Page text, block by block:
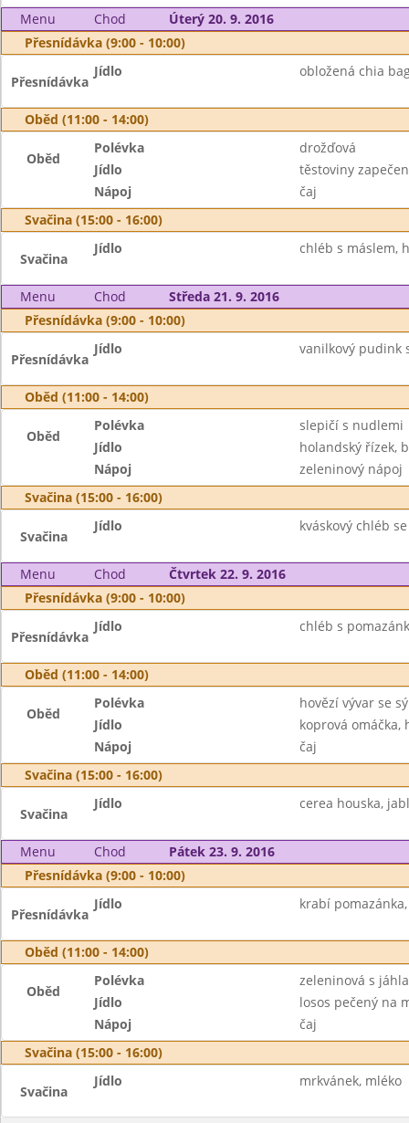
Menu Chod
Úterý 20. 9. 2016
Přesnídávka (9:00 - 10:00)
Přesnídávka
Jídlo obložená chia
Oběd (11:00 - 14:00)
Oběd
Polévka
drožďová
Jídlo
těstoviny
Nápoj
čaj
Svačina (15:00 - 16:00)
Svačina
Jídlo chléb s máslem,
Menu Chod
Středa 21. 9. 2016
Přesnídávka (9:00 - 10:00)
Přesnídávka
Jídlo vanilkový pudink
Oběd (11:00 - 14:00)
Oběd
Polévka
slepičí s nudlemi
Jídlo
holandský řízek,
Nápoj
zeleninový nápoj
Svačina (15:00 - 16:00)
Svačina
Jídlo kváskový chléb
Menu Chod
Čtvrtek 22. 9. 2016
Přesnídávka (9:00 - 10:00)
Přesnídávka
Jídlo chléb s
Oběd (11:00 - 14:00)
Oběd
Polévka
hovězí vývar se
Jídlo
koprová omáčka,
Nápoj
čaj
Svačina (15:00 - 16:00)
Svačina
Jídlo cerea houska,
Menu Chod
Pátek 23. 9. 2016
Přesnídávka (9:00 - 10:00)
Přesnídávka
Jídlo krabí
Oběd (11:00 - 14:00)
Oběd
Polévka
zeleninová s
Jídlo
losos pečený na
Nápoj
čaj
Svačina (15:00 - 16:00)
Svačina
Jídlo mrkvánek, mléko